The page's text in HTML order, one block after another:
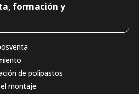
formación y
de polipastos
montaje